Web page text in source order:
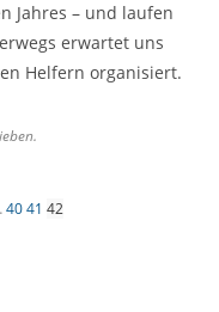
Jahres – und laufen
erwartet uns
Helfern organisiert.
40 41 42